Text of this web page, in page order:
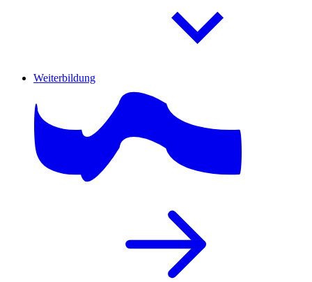
Weiterbildung